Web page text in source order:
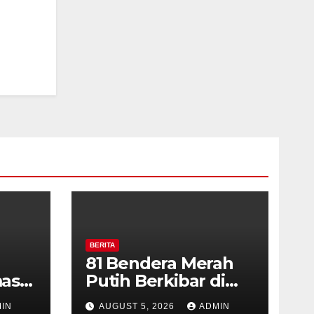
BERITA
81 Bendera Merah
Putih Berkibar di
MIN 3 Semarang,
AUGUST 5, 2026 ADMIN